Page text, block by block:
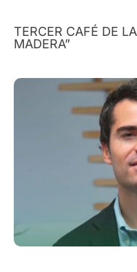
TERCER CAFÉ DE
MADERA”